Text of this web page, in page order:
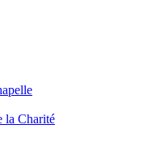
la Charité